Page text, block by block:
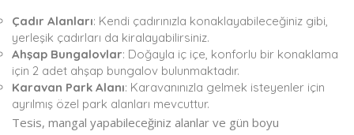
Çadır Alanları: Kendi çadırınızla konaklayabileceğiniz gibi,
yerleşik çadırları da kiralayabilirsiniz.
Ahşap Bungalovlar: Doğayla iç içe, konforlu bir konaklama
için 2 adet ahşap bungalov bulunmaktadır.
Karavan Park Alanı: Karavanınızla gelmek isteyenler için
ayrılmış özel park alanları mevcuttur.
Tesis, mangal yapabileceğiniz alanlar ve gün boyu